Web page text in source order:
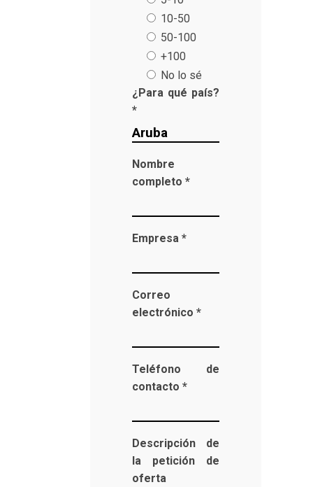
10-50
50-100
+100
No lo sé
¿Para qué país?
*
Nombre
completo *
Empresa *
Correo
electrónico *
Teléfono de
contacto *
Descripción de
la petición de
oferta